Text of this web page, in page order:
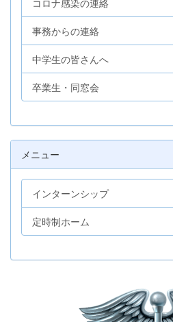
事務からの連絡
中学生の皆さんへ
卒業生・同窓会
メニュー
インターンシップ
定時制ホーム